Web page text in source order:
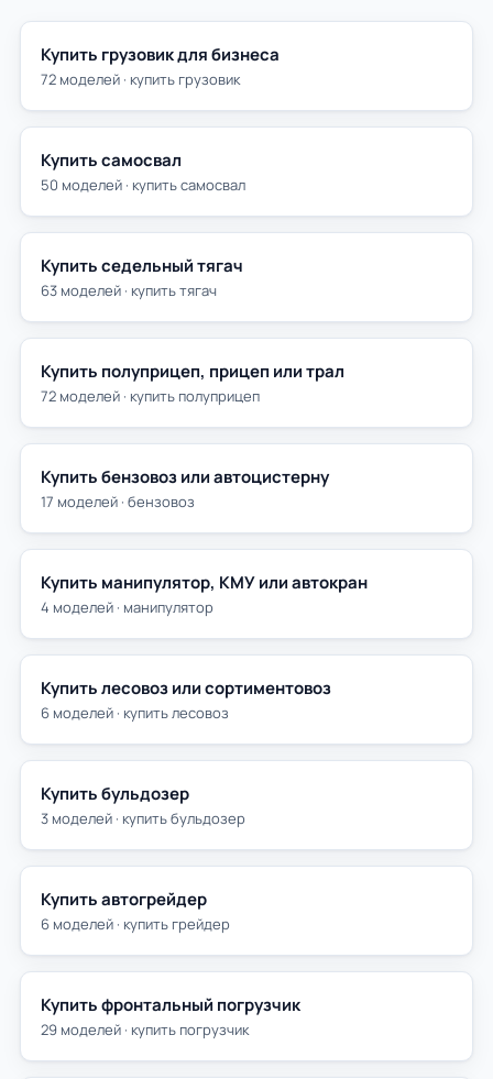
Купить грузовик для бизнеса
72 моделей · купить грузовик
Купить самосвал
50 моделей · купить самосвал
Купить седельный тягач
63 моделей · купить тягач
Купить полуприцеп, прицеп или трал
72 моделей · купить полуприцеп
Купить бензовоз или автоцистерну
17 моделей · бензовоз
Купить манипулятор, КМУ или автокран
4 моделей · манипулятор
Купить лесовоз или сортиментовоз
6 моделей · купить лесовоз
Купить бульдозер
3 моделей · купить бульдозер
Купить автогрейдер
6 моделей · купить грейдер
Купить фронтальный погрузчик
29 моделей · купить погрузчик